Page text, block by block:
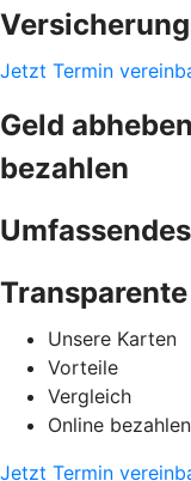
Jetzt Termin
Geld
bezahlen
Unsere Karten
Vorteile
Vergleich
Online bezahlen
Jetzt Termin